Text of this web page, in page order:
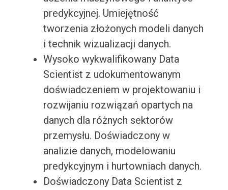
predykcyjnej. Umiejętność
tworzenia złożonych modeli danych
i technik wizualizacji danych.
Wysoko wykwalifikowany Data
Scientist z udokumentowanym
doświadczeniem w projektowaniu i
rozwijaniu rozwiązań opartych na
danych dla różnych sektorów
przemysłu. Doświadczony w
analizie danych, modelowaniu
predykcyjnym i hurtowniach danych.
Doświadczony Data Scientist z